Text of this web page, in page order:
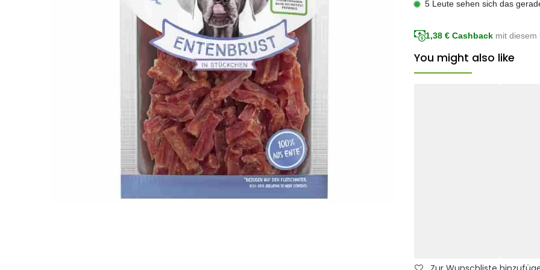
5 Leute sehen sich das
1,38 € Cashback mit diesem
You might also like